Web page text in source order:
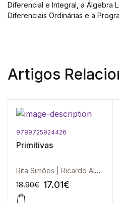
Diferencial e Integral, a Álgebra
Diferenciais Ordinárias e a
Artigos
9789725924426
Primitivas
Rita Simões | Ricardo Almeida
18.90€ 17.01€